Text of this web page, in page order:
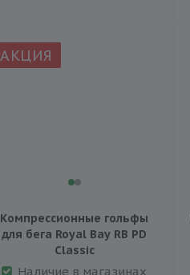
АКЦИЯ
Компрессионные гольфы
для бега Royal Bay RB PD
Classic
Наличие в магазинах